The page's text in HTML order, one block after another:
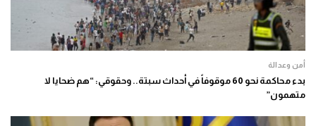
أمن وعدالة
بدء محاكمة نحو 60 موقوفاً في أحداث سبتة.. وحقوقي: “هم ضحايا لا
متهمون”